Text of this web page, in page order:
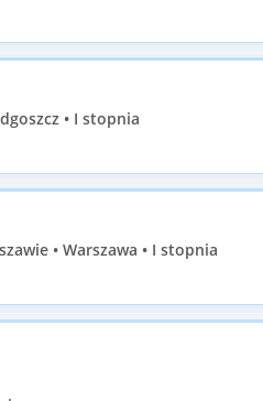
• I stopnia
• Warszawa • I stopnia